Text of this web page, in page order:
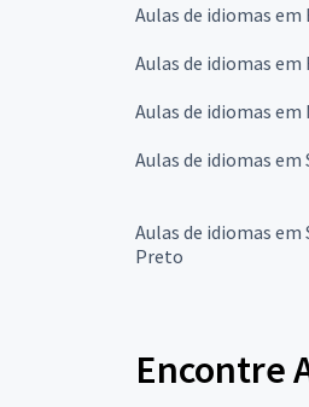
Aulas de idiomas em
Aulas de idiomas em
Aulas de idiomas em
Aulas de idiomas em
Aulas de idiomas em
Preto
Encontre